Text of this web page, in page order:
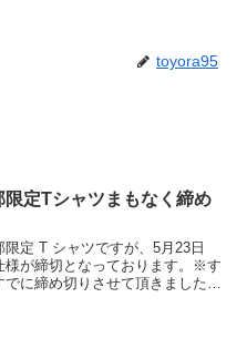
toyora95
定Tシャツまもなく締め
定 T シャツですが、5月23日
様が締切となっております。※す
に締め切りさせて頂きました。